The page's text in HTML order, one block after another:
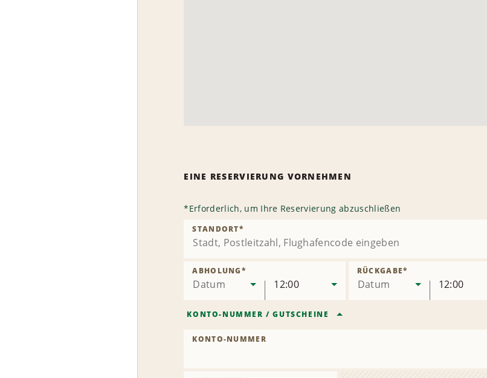
EINE RESERVIERUNG VORNEHMEN
*Erforderlich, um Ihre Reservierung abzuschließen
STANDORT*
Datum
ABHOLUNG*
12:00 Datum
RÜCKGABE*
12:00
KONTO-NUMMER /GUTSCHEINE
KONTO-NUMMER